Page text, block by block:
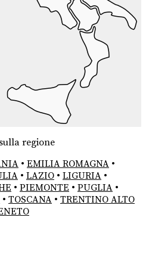
regione
• EMILIA ROMAGNA •
• LAZIO • LIGURIA •
• PIEMONTE • PUGLIA •
• TOSCANA • TRENTINO ALTO